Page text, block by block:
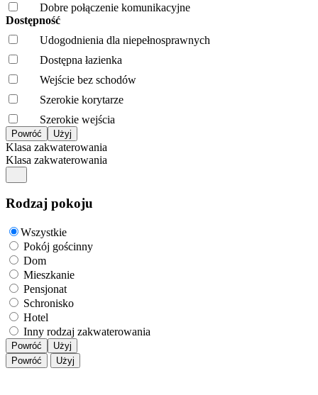
Dobre połączenie komunikacyjne
Dostępność
Udogodnienia dla niepełnosprawnych
Dostępna łazienka
Wejście bez schodów
Szerokie korytarze
Szerokie wejścia
Klasa zakwaterowania
Klasa zakwaterowania
Rodzaj pokoju
Wszystkie
Pokój gościnny
Dom
Mieszkanie
Pensjonat
Schronisko
Hotel
Inny rodzaj zakwaterowania
Powróć
Użyj
Powróć
Użyj